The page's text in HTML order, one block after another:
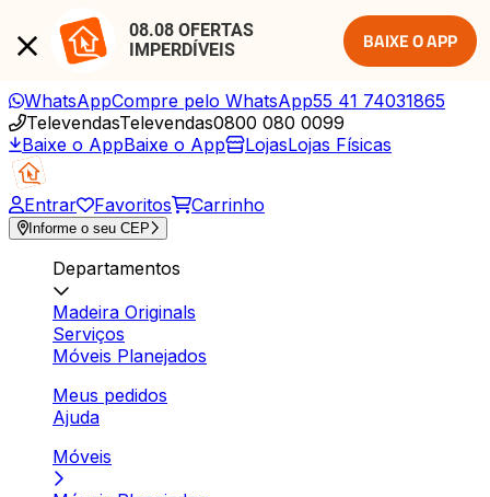
08.08 OFERTAS
IMPERDÍVEIS
BAIXE O APP
WhatsAppCompre pelo WhatsApp55 41 74031865
TelevendasTelevendas0800 080 0099
Baixe o AppBaixe o App LojasLojas Físicas
Entrar Favoritos Carrinho
Informe o seu CEP
Departamentos
Madeira Originals
Serviços
Móveis Planejados
Meus pedidos
Ajuda
Móveis